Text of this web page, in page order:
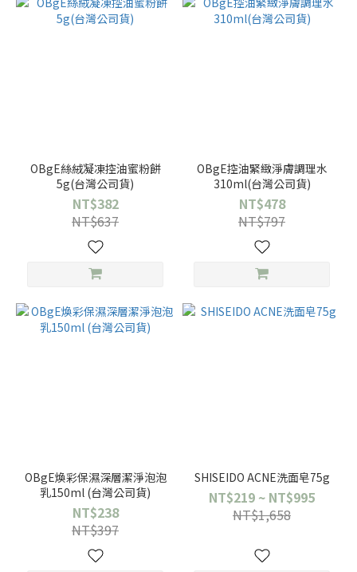
OBgE絲絨凝凍控油蜜粉餅
5g(台灣公司貨)
NT$382
NT$637
OBgE控油緊緻淨膚調理水
310ml(台灣公司貨)
NT$478
NT$797
OBgE煥彩保濕深層潔淨泡泡
乳150ml (台灣公司貨)
NT$238
NT$397
SHISEIDO ACNE洗面皂75g
NT$219 ~ NT$995
NT$1,658